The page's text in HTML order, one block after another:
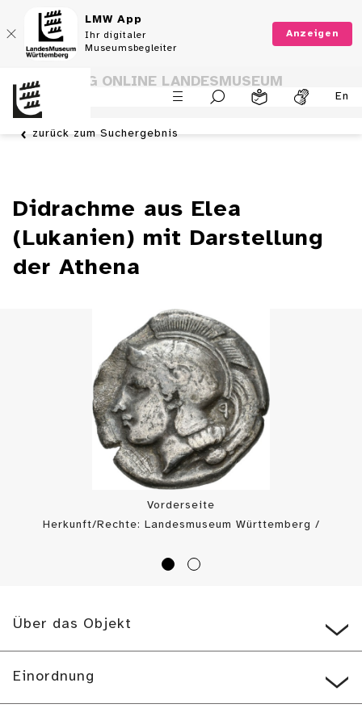
LMW App
Ihr digitaler
Museumsbegleiter
Anzeigen
En
SAMMLUNG ONLINE LANDESMUSEUM
WÜRTTEMBERG
zurück zum Suchergebnis
Didrachme aus Elea
(Lukanien) mit Darstellung
der Athena
Vorderseite
Herkunft/Rechte: Landesmuseum Württemberg /
Über das Objekt
Einordnung